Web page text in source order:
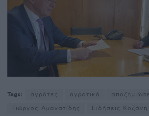
Tags: αγρότες αγροτικά
Γιώργος Αμανατίδης
Ειδήσεις Κοζάνη